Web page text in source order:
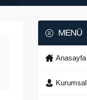
MENÜ
Anasayfa
Kurumsal